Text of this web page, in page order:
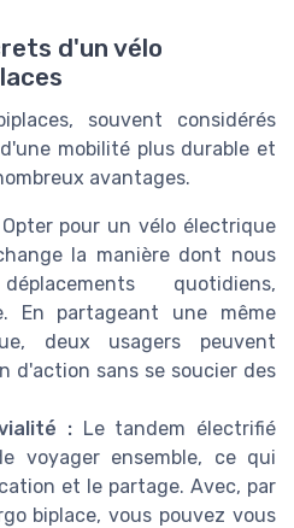
d'un vélo
souvent considérés
mobilité plus durable et
avantages.
pour un vélo électrique
la manière dont nous
quotidiens,
En partageant une même
deux usagers peuvent
d'action sans se soucier des
: Le tandem électrifié
voyager ensemble, ce qui
et le partage. Avec, par
biplace, vous pouvez vous